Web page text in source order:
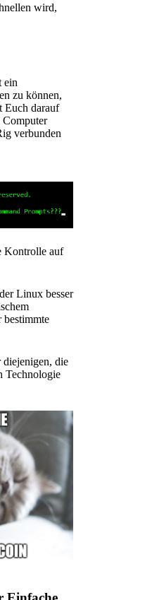
wird,
ein
zu können,
Euch darauf
Computer
verbunden
Kontrolle auf
Linux besser
die
Technologie